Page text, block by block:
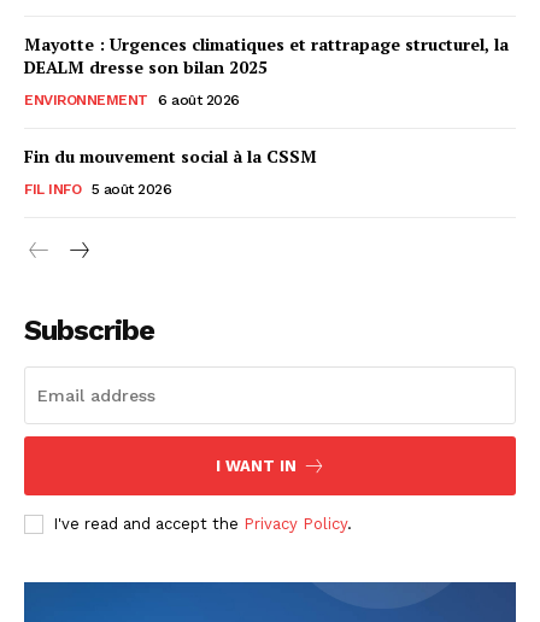
Mayotte : Urgences climatiques et rattrapage structurel, la
DEALM dresse son bilan 2025
ENVIRONNEMENT 6 août 2026
Fin du mouvement social à la CSSM
FIL INFO 5 août 2026
Subscribe
I WANT IN
I've read and accept the Privacy Policy.